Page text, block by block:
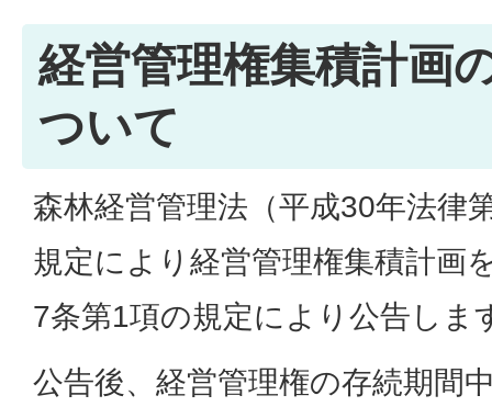
経営管理権集積計画
ついて
森林経営管理法（平成30年法律
規定により経営管理権集積計画
7条第1項の規定により公告しま
公告後、経営管理権の存続期間